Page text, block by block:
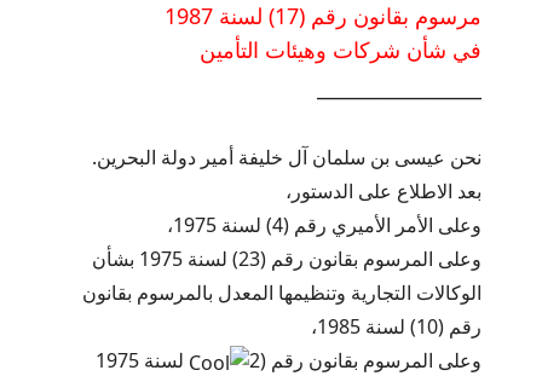
مرسوم بقانون رقم (17) لسنة 1987
في شأن شركات وهيئات التأمين
نحن عيسى بن سلمان آل خليفة أمير دولة البحرين.
بعد الاطلاع على الدستور،
وعلى الأمر الأميري رقم (4) لسنة 1975،
وعلى المرسوم بقانون رقم (23) لسنة 1975 بشأن
الوكالات التجارية وتنظيمها المعدل بالمرسوم بقانون
رقم (10) لسنة 1985،
وعلى المرسوم بقانون رقم (2
لسنة 1975